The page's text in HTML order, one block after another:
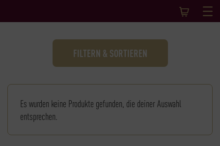
FILTERN & SORTIEREN
Es wurden keine Produkte gefunden, die deiner Auswahl
entsprechen.